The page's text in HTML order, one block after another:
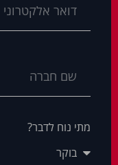
מתי נוח לדבר?